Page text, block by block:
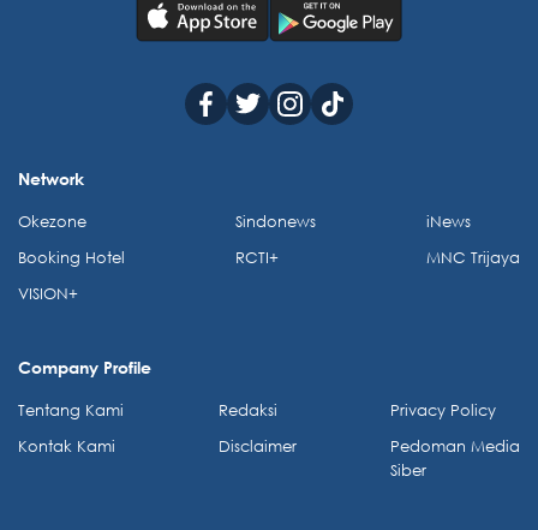
Network
Okezone
Booking Hotel
VISION+
Sindonews
RCTI+
iNews
MNC Trijaya
Company Profile
Tentang Kami
Kontak Kami
Redaksi
Disclaimer
Privacy Policy
Pedoman Media
Siber